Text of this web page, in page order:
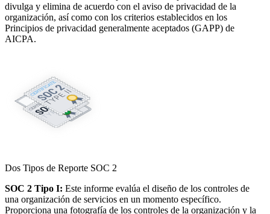
divulga y elimina de acuerdo con el aviso de privacidad de la
organización, así como con los criterios establecidos en los
Principios de privacidad generalmente aceptados (GAPP) de
AICPA.
Dos Tipos de Reporte SOC 2
SOC 2 Tipo I: Este informe evalúa el diseño de los controles de
una organización de servicios en un momento específico.
Proporciona una fotografía de los controles de la organización y la